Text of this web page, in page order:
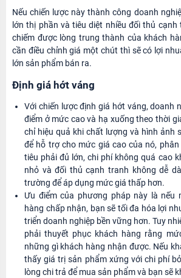
Nếu chiến lược này thành công doanh
lớn thị phần và tiêu diệt nhiều đối thủ cạnh
chiếm được lòng trung thành của khách
cần điều chỉnh giá một chút thì sẽ có lợi
lớn sản phẩm bán ra.
Định giá hớt váng
Với chiến lược định giá hớt váng, doanh
điểm ở mức cao và hạ xuống theo thời
chỉ hiệu quả khi chất lượng và hình ảnh
để hỗ trợ cho mức giá cao của nó,
tiêu phải đủ lớn, chi phí không quá cao
nhỏ và đối thủ cạnh tranh không dễ
trường để áp dụng mức giá thấp hơn.
Ưu điểm của phương pháp này là nếu
hàng chấp nhận, bạn sẽ tối đa hóa lợi
triển doanh nghiệp bền vững hơn. Tuy
phải thuyết phục khách hàng rằng
những gì khách hàng nhận được. Nếu
thấy giá trị sản phẩm xứng với chi phí
lòng chi trả để mua sản phẩm và bạn sẽ